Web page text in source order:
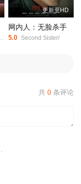
更新至HD
网内人：无脸杀手
5.0 Second Sister/
共 0 条评论